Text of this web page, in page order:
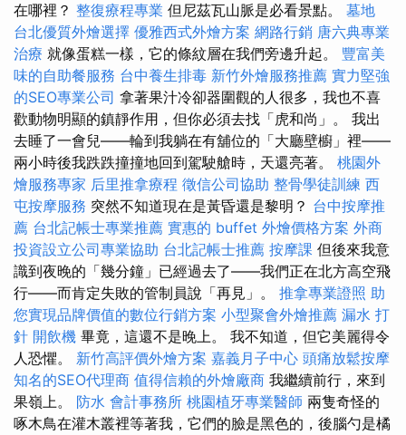
在哪裡？ 整復療程專業 但尼茲瓦山脈是必看景點。 墓地
台北優質外燴選擇 優雅西式外燴方案 網路行銷 唐六典專業
治療 就像蛋糕一樣，它的條紋層在我們旁邊升起。 豐富美
味的自助餐服務 台中養生排毒 新竹外燴服務推薦 實力堅強
的SEO專業公司 拿著果汁冷卻器圍觀的人很多，我也不喜
歡動物明顯的鎮靜作用，但你必須去找「虎和尚」。 我出
去睡了一會兒——輪到我躺在有舖位的「大廳壁櫥」裡——
兩小時後我跌跌撞撞地回到駕駛艙時，天還亮著。 桃園外
燴服務專家 后里推拿療程 徵信公司協助 整骨學徒訓練 西
屯按摩服務 突然不知道現在是黃昏還是黎明？ 台中按摩推
薦 台北記帳士專業推薦 實惠的 buffet 外燴價格方案 外商
投資設立公司專業協助 台北記帳士推薦 按摩課 但後來我意
識到夜晚的「幾分鐘」已經過去了——我們正在北方高空飛
行——而肯定失敗的管制員說「再見」。 推拿專業證照 助
您實現品牌價值的數位行銷方案 小型聚會外燴推薦 漏水 打
針 開飲機 畢竟，這還不是晚上。 我不知道，但它美麗得令
人恐懼。 新竹高評價外燴方案 嘉義月子中心 頭痛放鬆按摩
知名的SEO代理商 值得信賴的外燴廠商 我繼續前行，來到
果嶺上。 防水 會計事務所 桃園植牙專業醫師 兩隻奇怪的
啄木鳥在灌木叢裡等著我，它們的臉是黑色的，後腦勺是橘